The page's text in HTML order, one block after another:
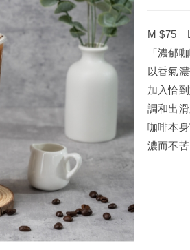
M $75｜
「濃郁
以香氣
加入恰
調和出
咖啡本
濃而不